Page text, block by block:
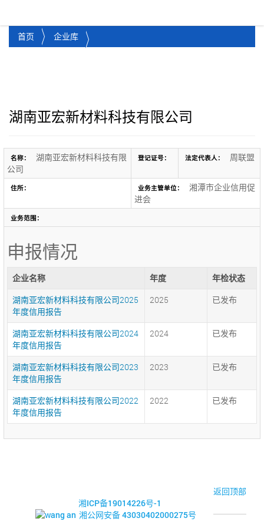
首页 企业库
湖南亚宏新材料科技有限公司
名称：
湖南亚宏新材料科技有限
公司
登记证号： 法定代表人： 周联盟
住所： 业务主管单位：
湘潭市企业信用促
进会
业务范围：
申报情况
企业名称 年度
年检状态
湖南亚宏新材料科技有限公司2025
年度信用报告
2025 已发布
湖南亚宏新材料科技有限公司2024
年度信用报告
2024 已发布
湖南亚宏新材料科技有限公司2023
年度信用报告
2023 已发布
湖南亚宏新材料科技有限公司2022
年度信用报告
2022 已发布
返回顶部
湘ICP备19014226号-1
湘公网安备 43030402000275号